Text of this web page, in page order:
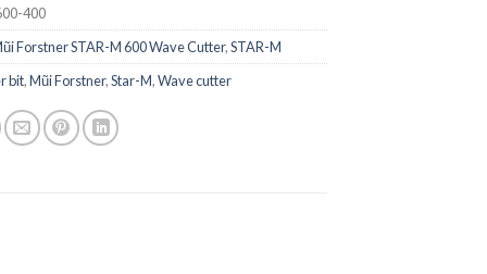
400
Forstner STAR-M 600 Wave Cutter,STAR-M
bit,Mũi Forstner,Star-M,Wave cutter